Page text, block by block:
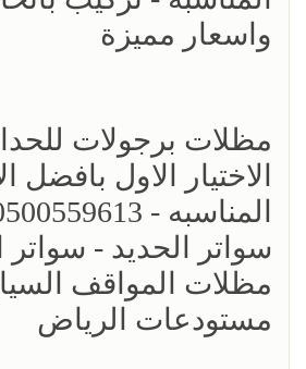
واسعار مميزة
مظلات برجولات
الاختيار الاول بافضل
سواتر الحديد - سواتر
مظلات المواقف
مستودعات الرياض